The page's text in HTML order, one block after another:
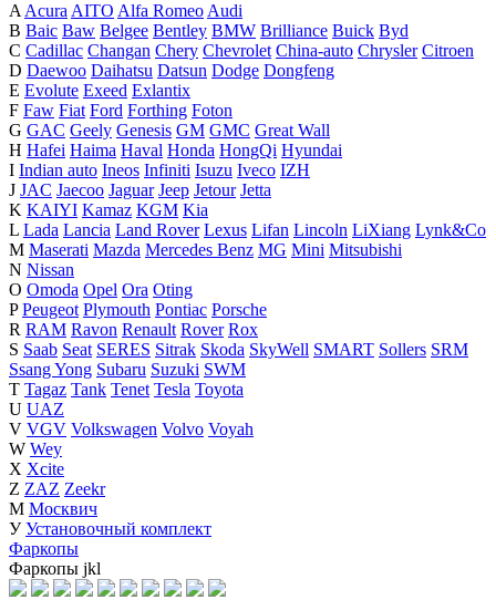
A Acura AITO Alfa Romeo Audi
B Baic Baw Belgee Bentley BMW Brilliance Buick Byd
C Cadillac Changan Chery Chevrolet China-auto Chrysler Citroen
D Daewoo Daihatsu Datsun Dodge Dongfeng
E Evolute Exeed Exlantix
F Faw Fiat Ford Forthing Foton
G GAC Geely Genesis GM GMC Great Wall
H Hafei Haima Haval Honda HongQi Hyundai
I Indian auto Ineos Infiniti Isuzu Iveco IZH
J JAC Jaecoo Jaguar Jeep Jetour Jetta
K KAIYI Kamaz KGM Kia
L Lada Lancia Land Rover Lexus Lifan Lincoln LiXiang Lynk&Co
M Maserati Mazda Mercedes Benz MG Mini Mitsubishi
N Nissan
O Omoda Opel Ora Oting
P Peugeot Plymouth Pontiac Porsche
R RAM Ravon Renault Rover Rox
S Saab Seat SERES Sitrak Skoda SkyWell SMART Sollers SRM
Ssang Yong Subaru Suzuki SWM
T Tagaz Tank Tenet Tesla Toyota
U UAZ
V VGV Volkswagen Volvo Voyah
W Wey
X Xcite
Z ZAZ Zeekr
М Москвич
У Установочный комплект
Фаркопы
Фаркопы jkl